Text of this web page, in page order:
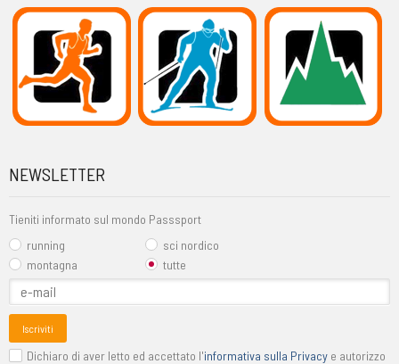
NEWSLETTER
Tieniti informato sul mondo Passsport
running
sci nordico
montagna
tutte
Iscriviti
Dichiaro di aver letto ed accettato l'informativa sulla Privacy e autorizzo